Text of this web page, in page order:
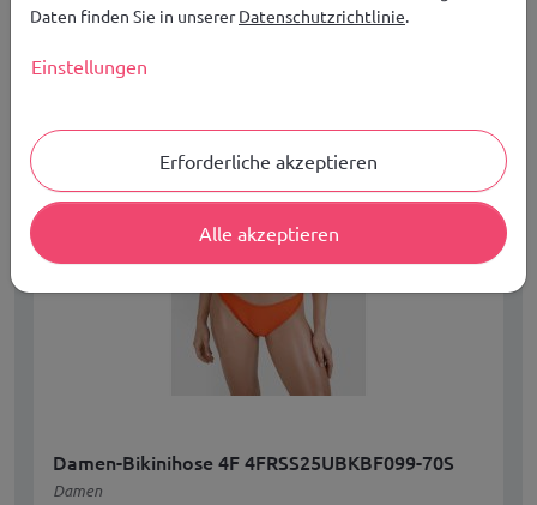
Verfügbare Größen:
Damen-Bikinihose 4F 4FRSS25UBKBF099-70S
Damen
Daten finden Sie in unsererDatenschutzrichtlinie.
Einstellungen
Erforderliche akzeptieren
Alle akzeptieren